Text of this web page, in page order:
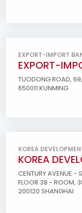
EXPORT-IMPORT
EXPORT-
TUODONG ROAD,
650011 KUNMING
KOREA
KOREA
CENTURY AVENUE -
FLOOR 38 - ROOM,
200120 SHANGHAI